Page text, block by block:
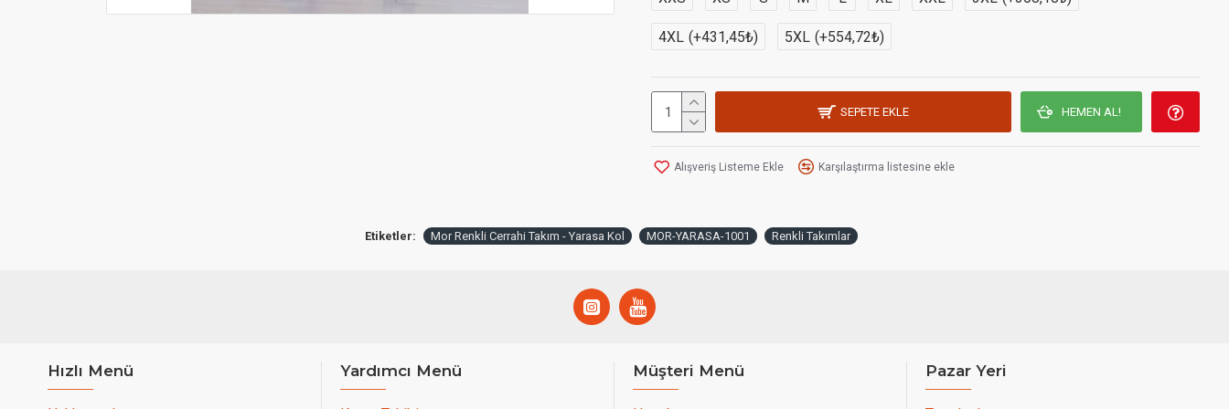
4XL (+431,45₺) 5XL (+554,72₺)
SEPETE EKLE HEMEN AL!
Alışveriş Listeme Ekle Karşılaştırma listesine ekle
Etiketler: Mor Renkli Cerrahi Takım - Yarasa Kol MOR-YARASA-1001 Renkli Takımlar
Hızlı Menü Yardımcı Menü Müşteri Menü Pazar Yeri